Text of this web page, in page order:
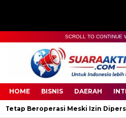
00:00
SCROLL TO CONTINUE
HOME BISNIS DAERAH
Meski Izin Dipersoalkan